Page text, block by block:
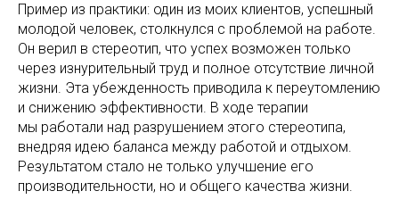
Пример из практики: один из моих клиентов, успешный
молодой человек, столкнулся с проблемой на работе.
Он верил в стереотип, что успех возможен только
через изнурительный труд и полное отсутствие личной
жизни. Эта убежденность приводила к переутомлению
и снижению эффективности. В ходе терапии
мы работали над разрушением этого стереотипа,
внедряя идею баланса между работой и отдыхом.
Результатом стало не только улучшение его
производительности, но и общего качества жизни.